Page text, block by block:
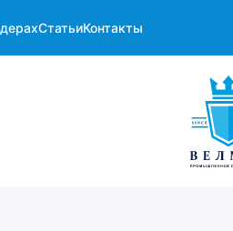
СтатьиКонтакты